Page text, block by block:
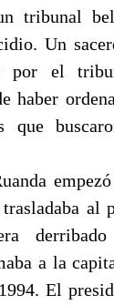
tribunal
Un
por el
haber
que
al
derribado
a la
El